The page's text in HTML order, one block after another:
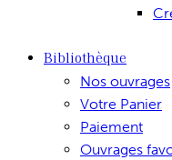
Bibliothèque
Nos ouvrages
Votre Panier
Paiement
Ouvrages